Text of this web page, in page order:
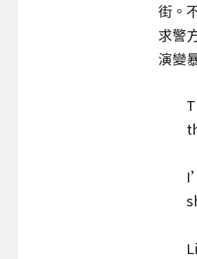
街。
求警
演變